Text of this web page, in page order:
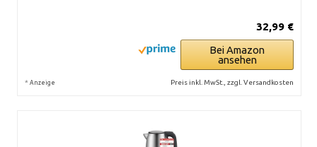
32,99 €
Bei Amazon
ansehen
* Anzeige Preis inkl. MwSt., zzgl. Versandkosten